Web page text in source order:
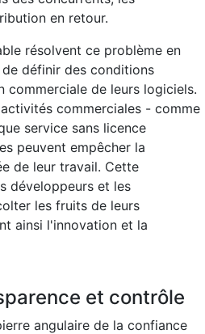
en retour.
résolvent ce problème en
définir des conditions
commerciale de leurs logiciels.
commerciales - comme
service sans licence
peuvent empêcher la
de leur travail. Cette
développeurs et les
les fruits de leurs
ainsi l'innovation et la
et contrôle
angulaire de la confiance